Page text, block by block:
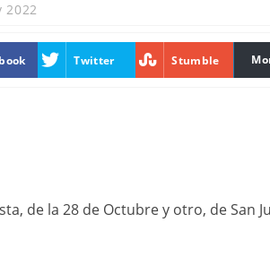
2022
Twitter Stumble
de la 28 de Octubre y otro, de San